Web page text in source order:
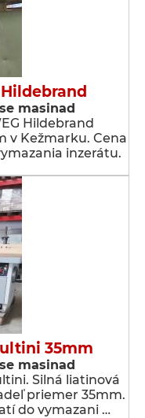
masinad
Hildebrand
v Kežmarku. Cena
inzerátu.
35mm
masinad
Silná liatinová
priemer 35mm.
do vymazani …